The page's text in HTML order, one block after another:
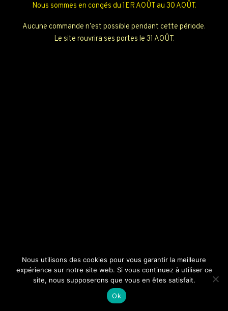
Nous sommes en congés du 1ER AOÛT au 30 AOÛT.
Aucune commande n’est possible pendant cette période.
Le site rouvrira ses portes le 31 AOÛT.
Nous utilisons des cookies pour vous garantir la meilleure
expérience sur notre site web. Si vous continuez à utiliser ce
site, nous supposerons que vous en êtes satisfait.
Ok